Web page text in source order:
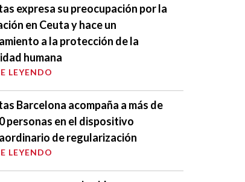
expresa su preocupación por la
en Ceuta y hace un
a la protección de la
humana
LEYENDO
Barcelona acompaña a más de
personas en el dispositivo
de regularización
LEYENDO